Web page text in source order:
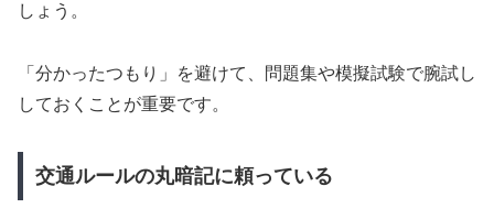
しょう。
「分かったつもり」を避けて、問題集や模擬試験で腕試し
しておくことが重要です。
交通ルールの丸暗記に頼っている